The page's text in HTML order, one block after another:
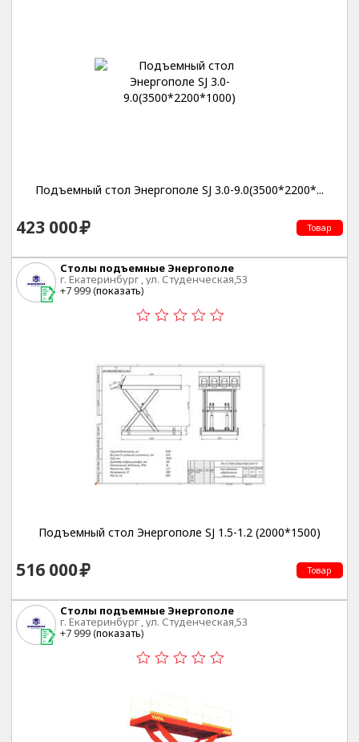
Подъемный стол Энергополе SJ 3.0-9.0(3500*2200*...
423 000 Товар
Столы подъемные Энергополе
г. Екатеринбург , ул. Студенческая,53
+7 999 (показать)
Подъемный стол Энергополе SJ 1.5-1.2 (2000*1500)
516 000 Товар
Столы подъемные Энергополе
г. Екатеринбург , ул. Студенческая,53
+7 999 (показать)